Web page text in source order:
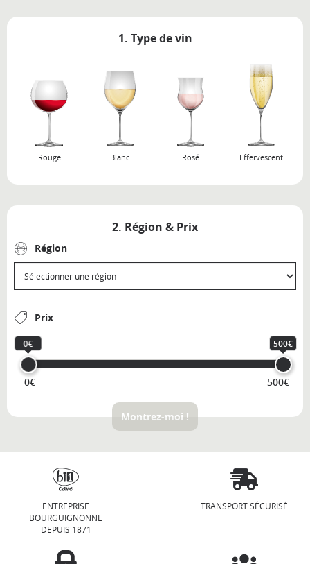
1. Type de vin
Rouge Blanc Rosé Effervescent
2. Région & Prix
Région
Prix
0€ 500€
0€ 500€
Montrez-moi !
ENTREPRISE
BOURGUIGNONNE
DEPUIS 1871
TRANSPORT SÉCURISÉ